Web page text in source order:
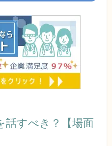
話すべき？【場面